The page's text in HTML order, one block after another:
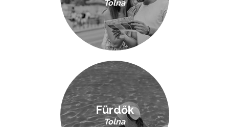
Tolna
Fürdők
Tolna